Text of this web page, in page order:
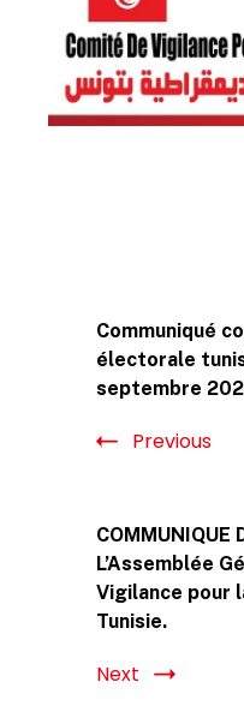
Communiqué
électorale
septembre
Previous
COMMUNIQUE
L’Assemblée
Vigilance pour
Tunisie.
Next